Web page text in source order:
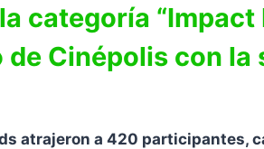
categoría “Impact
Cinépolis con
atrajeron a 420 participantes,